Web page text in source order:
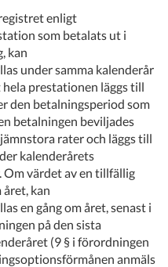
enligt
som betalats ut i
kan
under samma kalenderår
prestationen läggs till
den betalningsperiod som
betalningen beviljades
rater och läggs till
kalenderårets
Om värdet av en tillfällig
kan
en gång om året, senast i
på den sista
(9 § i förordningen
anmäls